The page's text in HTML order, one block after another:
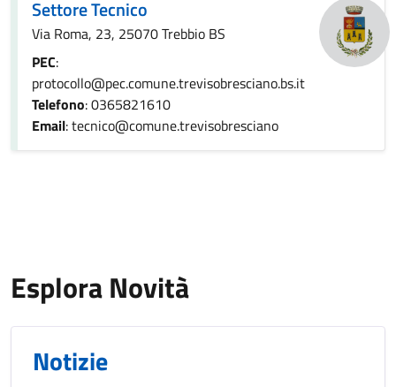
Settore Tecnico
Via Roma, 23, 25070 Trebbio BS
PEC:
protocollo@pec.comune.trevisobresciano.bs.it
Telefono: 0365821610
Email: tecnico@comune.trevisobresciano
Esplora Novità
Notizie